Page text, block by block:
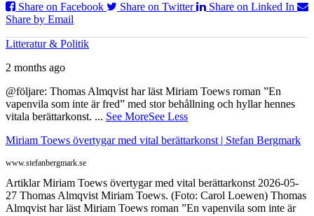
Share on Facebook
Share on Twitter
Share on Linked In
Share by Email
Litteratur & Politik
2 months ago
@följare: Thomas Almqvist har läst Miriam Toews roman ”En
vapenvila som inte är fred” med stor behållning och hyllar hennes
vitala berättarkonst. ... See MoreSee Less
Miriam Toews övertygar med vital berättarkonst | Stefan Bergmark
www.stefanbergmark.se
Artiklar Miriam Toews övertygar med vital berättarkonst 2026-05-
27 Thomas Almqvist Miriam Toews. (Foto: Carol Loewen) Thomas
Almqvist har läst Miriam Toews roman ”En vapenvila som inte är